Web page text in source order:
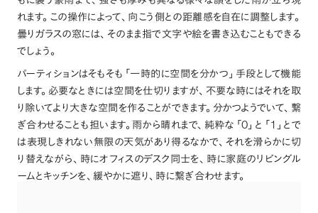
れます。 この操作によって、 向こう側との距離感を自在に調整します。
曇りガラスの窓には、 そのまま指で文字や絵を書き込むこともできる
でしょう。
パーティションはそもそも 「 一時的に空間を分かつ 」 手段として機能
します。 必要なときには空間を仕切りますが、 不要な時にはそれを取
り除いてより大きな空間を作ることができます。 分かつようでいて、 繋
ぎ合わせることも担います。 雨から晴れまで、 純粋な 「 0 」 と 「 1 」 とで
は表現しきれない無限の天気があり得るなかで、 それを滑らかに切
り替えながら 、 時にオフィスのデスク同士を、 時に家庭のリビングル
ームとキッチンを、 緩やかに遮り 、 時に繋ぎ合わせます。